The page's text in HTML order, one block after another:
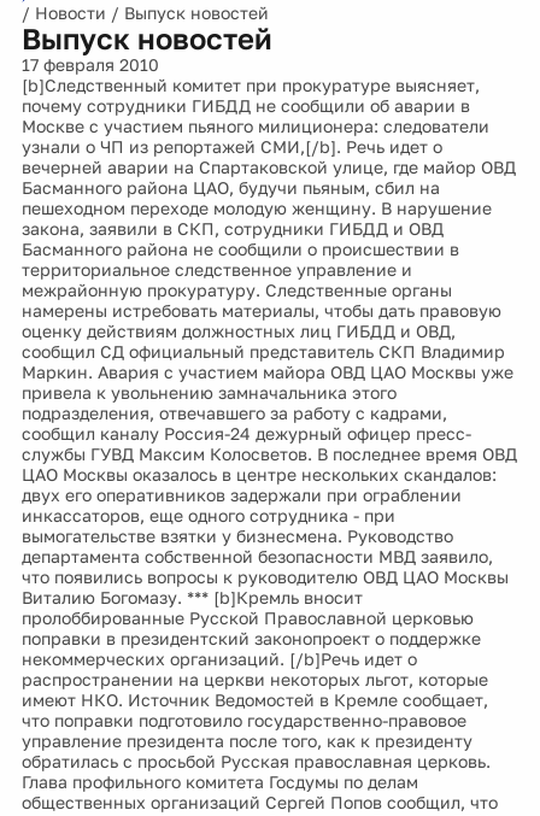
/ Новости / Выпуск новостей
Выпуск новостей
17 февраля 2010
[b]Следственный комитет при прокуратуре выясняет,
почему сотрудники ГИБДД не сообщили об аварии в
Москве с участием пьяного милиционера: следователи
узнали о ЧП из репортажей СМИ,[/b]. Речь идет о
вечерней аварии на Спартаковской улице, где майор ОВД
Басманного района ЦАО, будучи пьяным, сбил на
пешеходном переходе молодую женщину. В нарушение
закона, заявили в СКП, сотрудники ГИБДД и ОВД
Басманного района не сообщили о происшествии в
территориальное следственное управление и
межрайонную прокуратуру. Следственные органы
намерены истребовать материалы, чтобы дать правовую
оценку действиям должностных лиц ГИБДД и ОВД,
сообщил СД официальный представитель СКП Владимир
Маркин. Авария с участием майора ОВД ЦАО Москвы уже
привела к увольнению замначальника этого
подразделения, отвечавшего за работу с кадрами,
сообщил каналу Россия-24 дежурный офицер пресс-
службы ГУВД Максим Колосветов. В последнее время ОВД
ЦАО Москвы оказалось в центре нескольких скандалов:
двух его оперативников задержали при ограблении
инкассаторов, еще одного сотрудника - при
вымогательстве взятки у бизнесмена. Руководство
департамента собственной безопасности МВД заявило,
что появились вопросы к руководителю ОВД ЦАО Москвы
Виталию Богомазу. *** [b]Кремль вносит
пролоббированные Русской Православной церковью
поправки в президентский законопроект о поддержке
некоммерческих организаций. [/b]Речь идет о
распространении на церкви некоторых льгот, которые
имеют НКО. Источник Ведомостей в Кремле сообщает,
что поправки подготовило государственно-правовое
управление президента после того, как к президенту
обратилась с просьбой Русская православная церковь.
Глава профильного комитета Госдумы по делам
общественных организаций Сергей Попов сообщил, что